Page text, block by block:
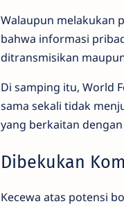
Walaupun melakukan
bahwa informasi
ditransmisikan
Di samping itu, World
sama sekali tidak
yang berkaitan
Dibekukan
Kecewa atas potensi